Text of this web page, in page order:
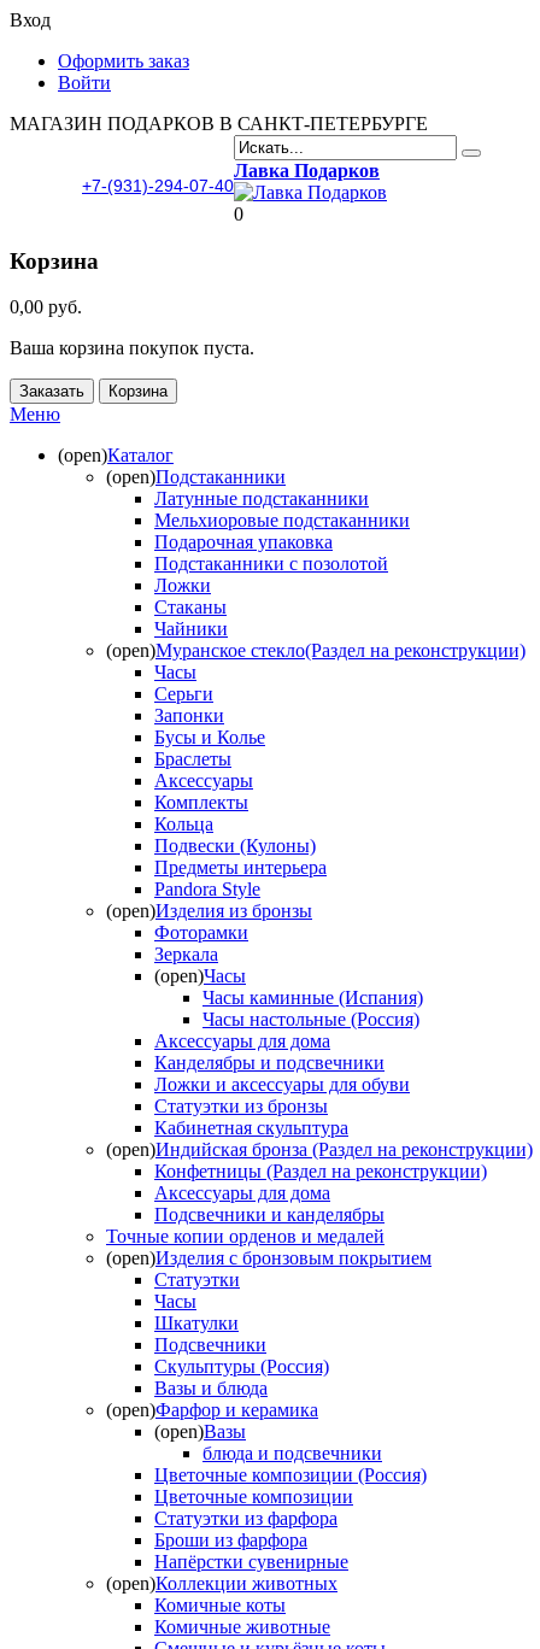
Вход
Оформить заказ
Войти
МАГАЗИН ПОДАРКОВ В САНКТ-ПЕТЕРБУРГЕ
+7-(931)-294-07-40
Лавка Подарков
0
Корзина
0,00 руб.
Ваша корзина покупок пуста.
Заказать Корзина
Меню
(open)Каталог
(open)Подстаканники
Латунные подстаканники
Мельхиоровые подстаканники
Подарочная упаковка
Подстаканники с позолотой
Ложки
Стаканы
Чайники
(open)Муранское стекло(Раздел на реконструкции)
Часы
Серьги
Запонки
Бусы и Колье
Браслеты
Аксессуары
Комплекты
Кольца
Подвески (Кулоны)
Предметы интерьера
Pandora Style
(open)Изделия из бронзы
Фоторамки
Зеркала
(open)Часы
Часы каминные (Испания)
Часы настольные (Россия)
Аксессуары для дома
Канделябры и подсвечники
Ложки и аксессуары для обуви
Статуэтки из бронзы
Кабинетная скульптура
(open)Индийская бронза (Раздел на реконструкции)
Конфетницы (Раздел на реконструкции)
Аксессуары для дома
Подсвечники и канделябры
Точные копии орденов и медалей
(open)Изделия с бронзовым покрытием
Статуэтки
Часы
Шкатулки
Подсвечники
Скульптуры (Россия)
Вазы и блюда
(open)Фарфор и керамика
(open)Вазы
блюда и подсвечники
Цветочные композиции (Россия)
Цветочные композиции
Статуэтки из фарфора
Броши из фарфора
Напёрстки сувенирные
(open)Коллекции животных
Комичные коты
Комичные животные